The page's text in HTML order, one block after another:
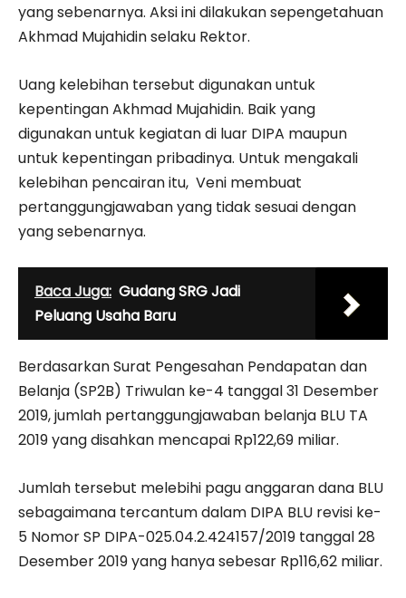
yang sebenarnya. Aksi ini dilakukan sepengetahuan
Akhmad Mujahidin selaku Rektor.
Uang kelebihan tersebut digunakan untuk
kepentingan Akhmad Mujahidin. Baik yang
digunakan untuk kegiatan di luar DIPA maupun
untuk kepentingan pribadinya. Untuk mengakali
kelebihan pencairan itu, Veni membuat
pertanggungjawaban yang tidak sesuai dengan
yang sebenarnya.
Baca Juga: Gudang SRG Jadi
Peluang Usaha Baru
Berdasarkan Surat Pengesahan Pendapatan dan
Belanja (SP2B) Triwulan ke-4 tanggal 31 Desember
2019, jumlah pertanggungjawaban belanja BLU TA
2019 yang disahkan mencapai Rp122,69 miliar.
Jumlah tersebut melebihi pagu anggaran dana BLU
sebagaimana tercantum dalam DIPA BLU revisi ke-
5 Nomor SP DIPA-025.04.2.424157/2019 tanggal 28
Desember 2019 yang hanya sebesar Rp116,62 miliar.